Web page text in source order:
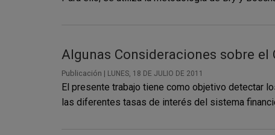
Algunas Consideraciones sobre
Publicación | LUNES, 18 DE JULIO DE 2011
El presente trabajo tiene como objetivo detectar
las diferentes tasas de interés del sistema